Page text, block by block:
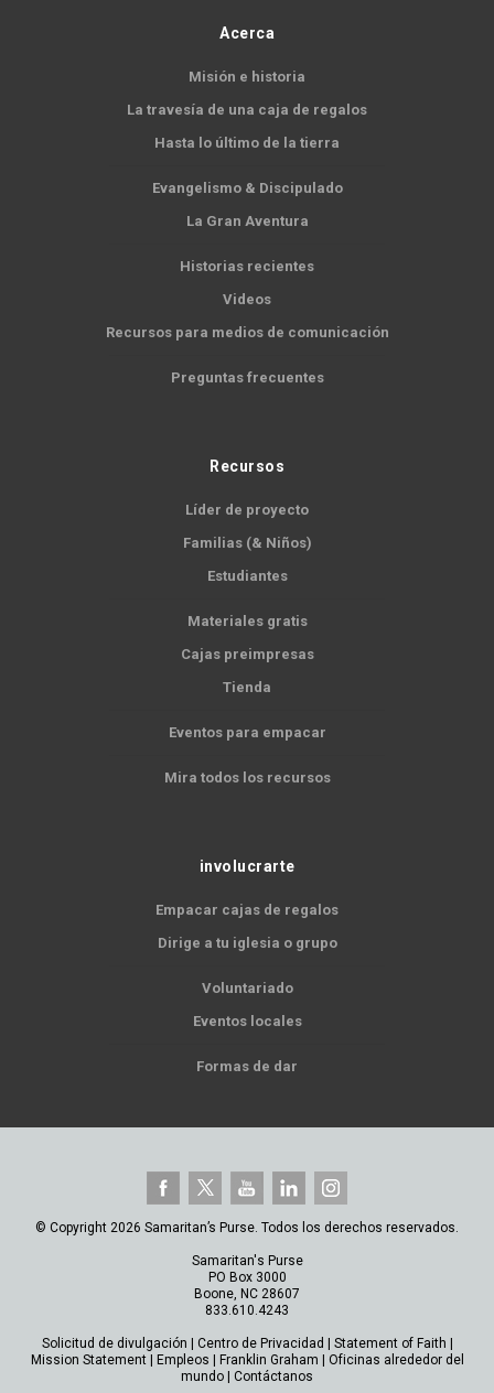
Acerca
Misión e historia
La travesía de una caja de regalos
Hasta lo último de la tierra
Evangelismo & Discipulado
La Gran Aventura
Historias recientes
Videos
Recursos para medios de comunicación
Preguntas frecuentes
Recursos
Líder de proyecto
Familias (& Niños)
Estudiantes
Materiales gratis
Cajas preimpresas
Tienda
Eventos para empacar
Mira todos los recursos
involucrarte
Empacar cajas de regalos
Dirige a tu iglesia o grupo
Voluntariado
Eventos locales
Formas de dar
© Copyright 2026 Samaritan’s Purse. Todos los derechos reservados.
Samaritan's Purse
PO Box 3000
Boone, NC 28607
833.610.4243
Solicitud de divulgación Centro de Privacidad Statement of Faith
Mission Statement| Empleos Franklin Graham
Oficinas alrededor del
mundo
Contáctanos